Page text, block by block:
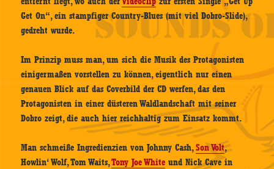
Get On“, ein stampfiger Country-Blues (mit viel Dobro-Slide),
gedreht wurde.
Im Prinzip muss man, um sich die Musik des Protagonisten
einigermaßen vorstellen zu können, eigentlich nur einen
genauen Blick auf das Coverbild der CD werfen, das den
Protagonisten in einer düsteren Waldlandschaft mit seiner
Dobro zeigt, die auch hier reichhaltig zum Einsatz kommt.
Man schmeiße Ingredienzien von Johnny Cash,Son Volt,
Howlin‘ Wolf, Tom Waits,Tony Joe White und Nick Cave in